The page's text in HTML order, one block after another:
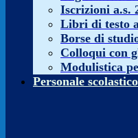
Iscrizioni a.s.
Libri di testo
Borse di
Colloqui con
Modulistica
Personale scolastico